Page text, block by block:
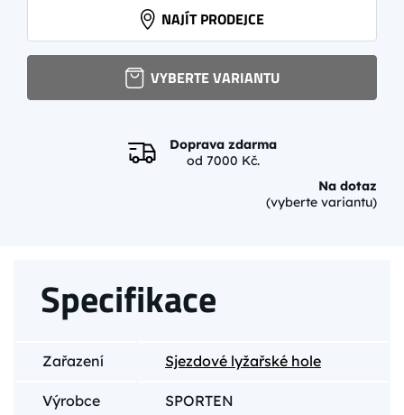
NAJÍT PRODEJCE
VYBERTE VARIANTU
Doprava zdarma
od 7000 Kč.
Na dotaz
(vyberte variantu)
Specifikace
Zařazení Sjezdové lyžařské hole
Výrobce SPORTEN